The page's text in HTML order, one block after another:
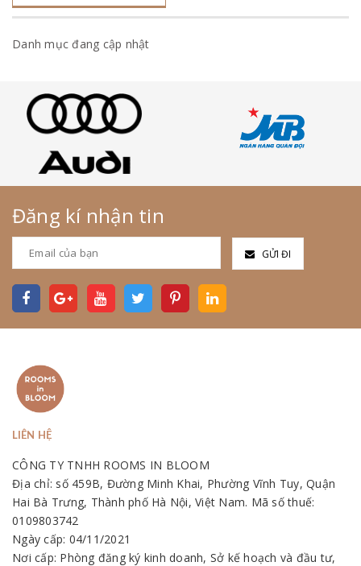
Danh mục đang cập nhật
Đăng kí nhận tin
GỬI ĐI
LIÊN HỆ
CÔNG TY TNHH ROOMS IN BLOOM
Địa chỉ: số 459B, Đường Minh Khai, Phường Vĩnh Tuy, Quận
Hai Bà Trưng, Thành phố Hà Nội, Việt Nam. Mã số thuế:
0109803742
Ngày cấp: 04/11/2021
Nơi cấp: Phòng đăng ký kinh doanh, Sở kế hoạch và đầu tư,